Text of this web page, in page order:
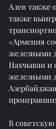
Алев также
также
«Армения
железными
Нахчыван и
железными
В